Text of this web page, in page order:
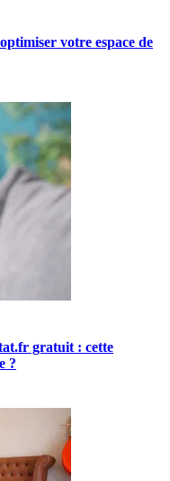
votre espace de
gratuit : cette
?